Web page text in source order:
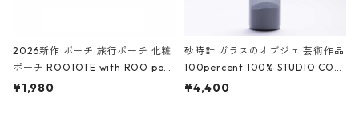
2026新作 ポーチ 旅行ポーチ 化粧
ポーチ ROOTOTE with ROO pou
ch 3532 ルートート WR.ポーチ.ラ
¥1,980
砂時計 ガラスのオブジェ 芸術作品
100percent 100% STUDIO COH
AKU Timeless 100パーセント ス
¥4,400